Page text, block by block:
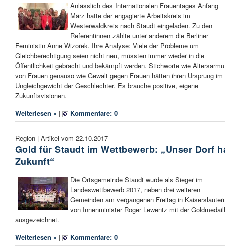
Anlässlich des Internationalen Frauentages Anfang
März hatte der engagierte Arbeitskreis im
Westerwaldkreis nach Staudt eingeladen. Zu den
Referentinnen zählte unter anderem die Berliner
Feministin Anne Wizorek. Ihre Analyse: Viele der Probleme um
Gleichberechtigung seien nicht neu, müssten immer wieder in die
Öffentlichkeit gebracht und bekämpft werden. Stichworte wie
von Frauen genauso wie Gewalt gegen Frauen hätten ihren Ursprung im
Ungleichgewicht der Geschlechter. Es brauche positive, eigene
Zukunftsvisionen.
Weiterlesen » | Kommentare: 0
Region | Artikel vom 22.10.2017
Gold für Staudt im Wettbewerb: „Unser Dorf
Zukunft“
Die Ortsgemeinde Staudt wurde als Sieger im
Landeswettbewerb 2017, neben drei weiteren
Gemeinden am vergangenen Freitag in
von Innenminister Roger Lewentz mit der
ausgezeichnet.
Weiterlesen » | Kommentare: 0